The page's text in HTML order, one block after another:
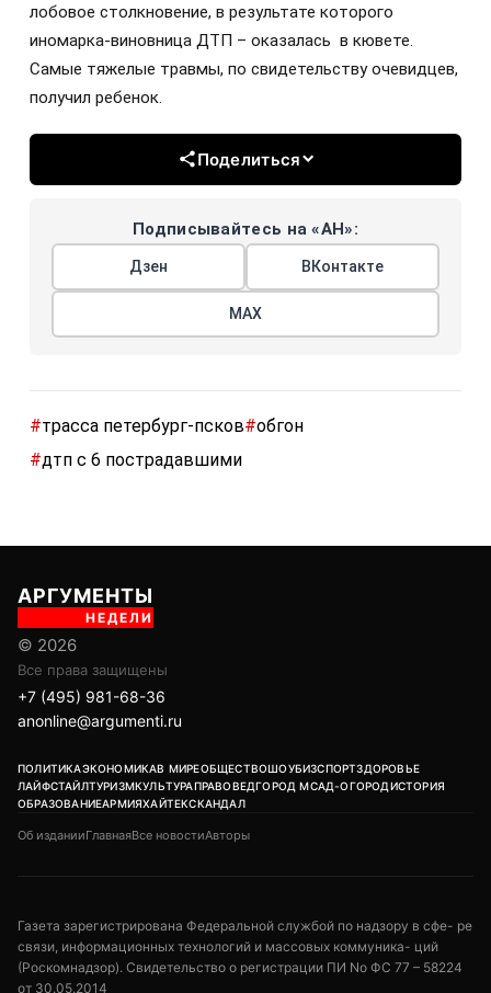
лобовое столкновение, в результате которого
иномарка-виновница ДТП – оказалась в кювете.
Самые тяжелые травмы, по свидетельству очевидцев,
получил ребенок.
Поделиться
Подписывайтесь на «АН»:
Дзен ВКонтакте
МАХ
#трасса петербург-псков#обгон
#дтп с 6 пострадавшими
АРГУМЕНТЫ
НЕДЕЛИ
© 2026
Все права защищены
+7 (495) 981-68-36
anonline@argumenti.ru
ПОЛИТИКАЭКОНОМИКАВ МИРЕОБЩЕСТВОШОУБИЗСПОРТЗДОРОВЬЕ
ЛАЙФСТАЙЛТУРИЗМКУЛЬТУРАПРАВОВЕДГОРОД МСАД-ОГОРОДИСТОРИЯ
ОБРАЗОВАНИЕАРМИЯХАЙТЕКСКАНДАЛ
Об изданииГлавнаяВсе новостиАвторы
Газета зарегистрирована Федеральной службой по надзору в сфе- ре
связи, информационных технологий и массовых коммуника- ций
(Роскомнадзор). Свидетельство о регистрации ПИ No ФС 77 – 58224
от 30.05.2014